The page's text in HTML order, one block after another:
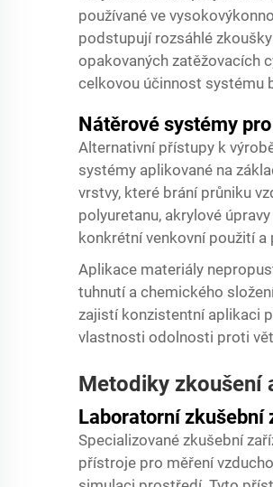
používané ve
podstupují rozsáhlé
opakovaných zatěžovacích
celkovou účinnost systému
Nátěrové systémy
Alternativní přístupy k
systémy aplikované na
vrstvy, které brání průniku
polyuretanu, akrylové
konkrétní venkovní použití
Aplikace materiály
tuhnutí a chemického
zajistí konzistentní aplikaci
vlastnosti odolnosti proti
Metodiky zkoušení
Laboratorní zkušební
Specializované zkušební
přístroje pro měření